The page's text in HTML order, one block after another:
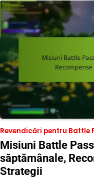
Revendicări pentru Battle
Misiuni Battle
săptămânale,
Strategii